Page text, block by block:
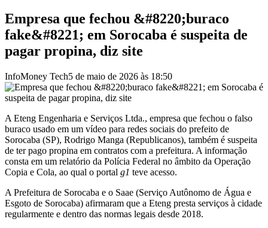
Empresa que fechou &#8220;buraco
fake&#8221; em Sorocaba é suspeita de
pagar propina, diz site
InfoMoney Tech5 de maio de 2026 às 18:50
A Eteng Engenharia e Serviços Ltda., empresa que fechou o falso
buraco usado em um vídeo para redes sociais do prefeito de
Sorocaba (SP), Rodrigo Manga (Republicanos), também é suspeita
de ter pago propina em contratos com a prefeitura. A informação
consta em um relatório da Polícia Federal no âmbito da Operação
Copia e Cola, ao qual o portal g1 teve acesso.
A Prefeitura de Sorocaba e o Saae (Serviço Autônomo de Água e
Esgoto de Sorocaba) afirmaram que a Eteng presta serviços à cidade
regularmente e dentro das normas legais desde 2018.